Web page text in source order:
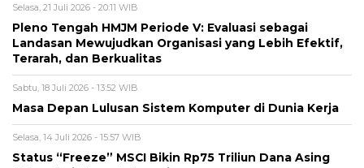
Selasa, 21 Juli 2026 - 20:11 WIB
Pleno Tengah HMJM Periode V: Evaluasi sebagai
Landasan Mewujudkan Organisasi yang Lebih Efektif,
Terarah, dan Berkualitas
Sabtu, 18 Juli 2026 - 13:52 WIB
Masa Depan Lulusan Sistem Komputer di Dunia Kerja
Selasa, 14 Juli 2026 - 15:57 WIB
Status “Freeze” MSCI Bikin Rp75 Triliun Dana Asing